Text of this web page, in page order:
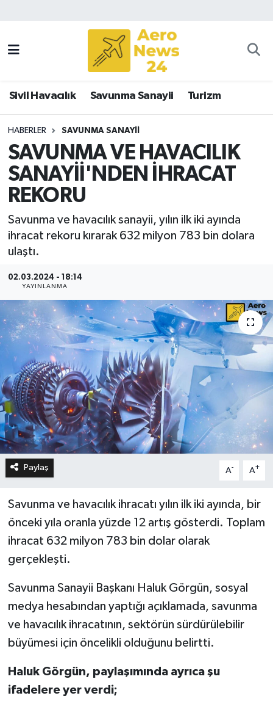
Sivil Havacılık Savunma Sanayii Turizm
HABERLER SAVUNMA SANAYII
SAVUNMA VE HAVACILIK
SANAYİİ'NDEN İHRACAT
REKORU
Savunma ve havacılık sanayii, yılın ilk iki ayında
ihracat rekoru kırarak 632 milyon 783 bin dolara
ulaştı.
02.03.2024 - 18:14
YAYINLANMA
Paylaş A- A+
Savunma ve havacılık ihracatı yılın ilk iki ayında, bir
önceki yıla oranla yüzde 12 artış gösterdi. Toplam
ihracat 632 milyon 783 bin dolar olarak
gerçekleşti.
Savunma Sanayii Başkanı Haluk Görgün, sosyal
medya hesabından yaptığı açıklamada, savunma
ve havacılık ihracatının, sektörün sürdürülebilir
büyümesi için öncelikli olduğunu belirtti.
Haluk Görgün, paylaşımında ayrıca şu
ifadelere yer verdi;